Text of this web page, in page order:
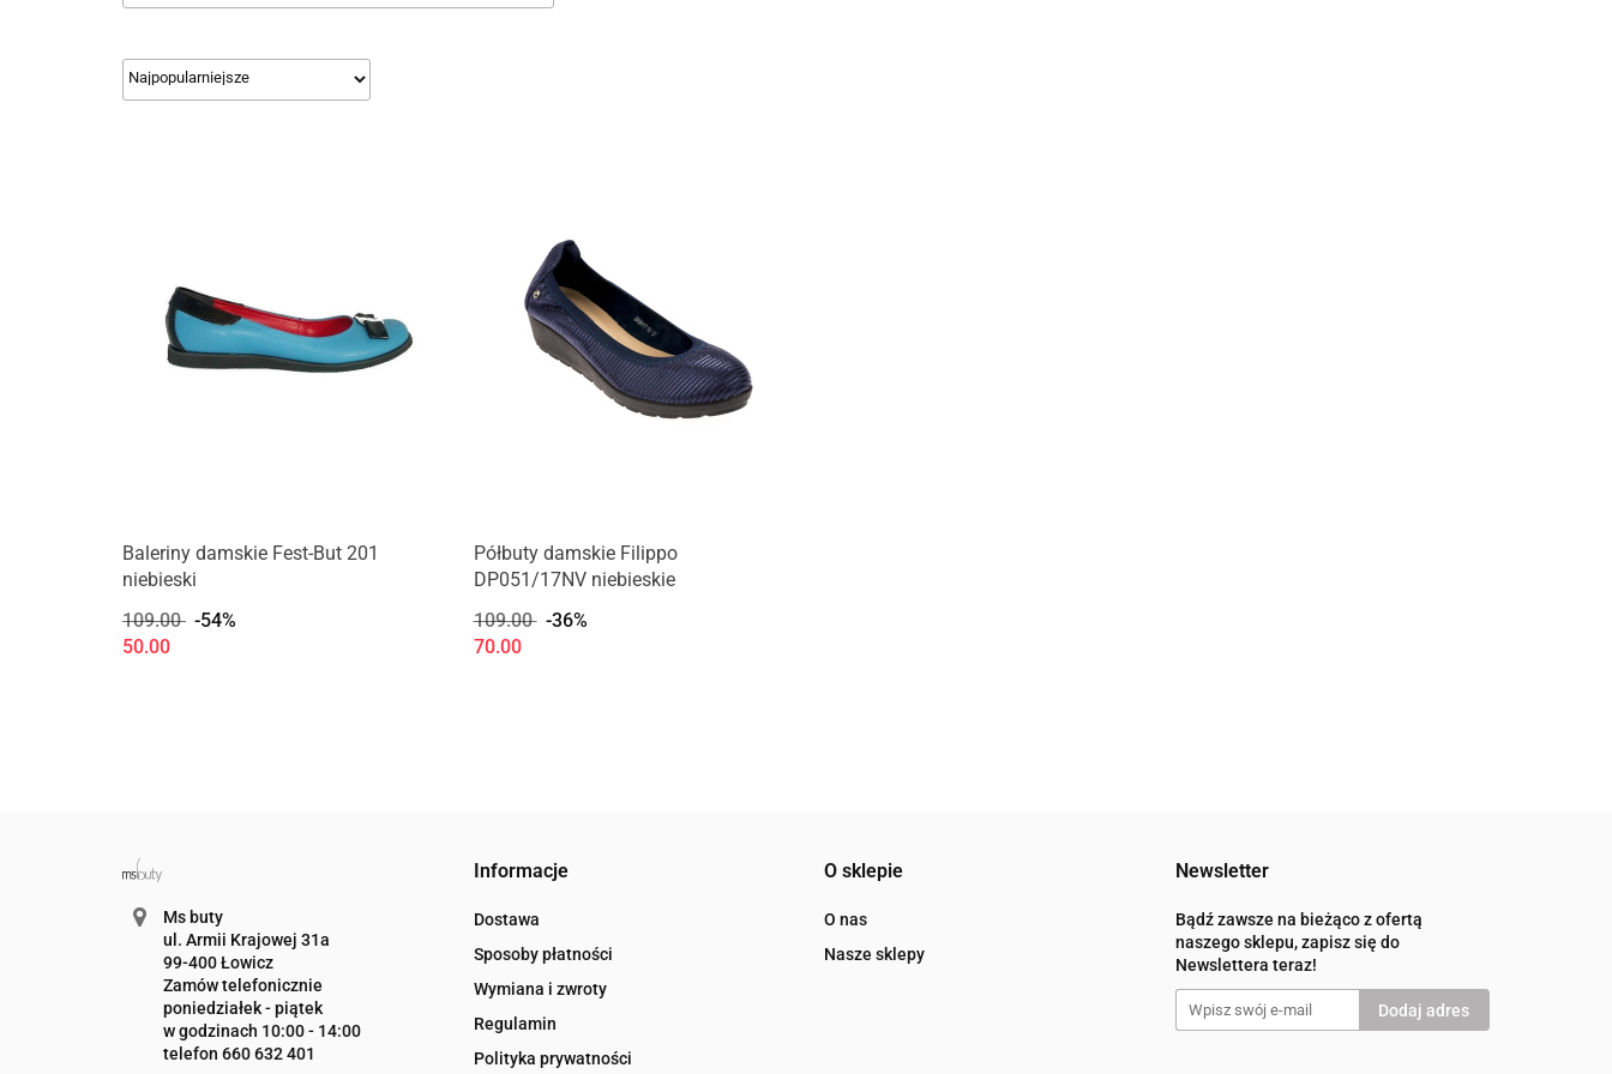
Baleriny damskie Fest-But 201
niebieski
109.00 -54%
50.00
Półbuty damskie Filippo
DP051/17NV niebieskie
109.00
-36%
70.00
Ms buty
ul. Armii Krajowej 31a
99-400 Łowicz
Zamów telefonicznie
poniedziałek - piątek
w godzinach 10:00 - 14:00
telefon 660 632 401
Informacje
Dostawa
Sposoby płatności
Wymiana i zwroty
Regulamin
Polityka prywatności
O sklepie
O nas
Nasze sklepy
Newsletter
Bądź zawsze na bieżąco z ofertą
naszego sklepu, zapisz się do
Newslettera teraz!